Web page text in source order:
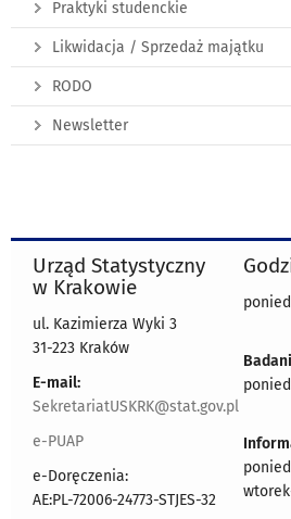
Praktyki studenckie
Likwidacja / Sprzedaż majątku
RODO
Newsletter
Urząd Statystyczny
w Krakowie
ul. Kazimierza Wyki 3
31-223 Kraków
E-mail:
SekretariatUSKRK@stat.gov.pl
e-PUAP
e-Doręczenia:
AE:PL-72006-24773-STJES-32